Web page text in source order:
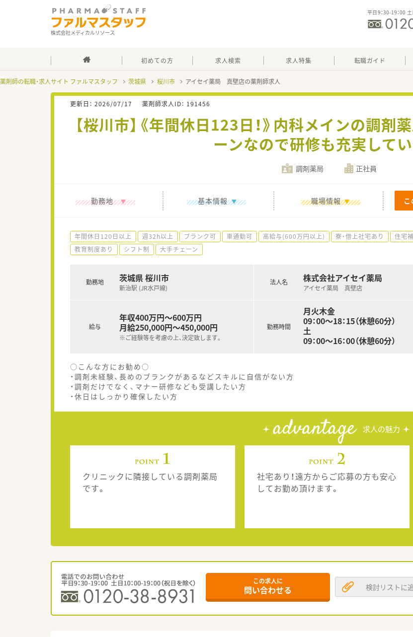
株式会社メディカルリソース
平日9：30-19：00
初めての方 求人検索 求人特集 転職ガイド
薬剤師の転職・求人サイト ファルマスタッフ 茨城県 桜川市 アイセイ薬局 真壁店の薬剤師求人
更新日： 2026/07/17 薬剤師求人ID： 191456
【桜川市】《年間休日123日！》内科メインの調剤
ーンなので研修も充実してい
調剤薬局 正社員
勤務地 基本情報 職場情報
年間休日120日以上 週32h以上 ブランク可 車通勤可 高給与(600万円以上) 寮・借上社宅あり 住宅
教育制度あり
シフト制 大手チェーン
勤務地 茨城県 桜川市
新治駅 (JR水戸線)
給与
年収400万円～600万円
月給250,000円～450,000円
※ご経験等を考慮の上、決定致します。
法人名 株式会社アイセイ薬局
アイセイ薬局 真壁店
勤務時間
月火木金
09：00～18：15（休憩60分）
土
09：00～16：00（休憩60分）
○こんな方にお勧め○
・調剤未経験、長めのブランクがあるなどスキルに自信がない方
・調剤だけでなく、マナー研修なども受講したい方
・休日はしっかり確保したい方
advantage 求人の魅力
クリニックに隣接している調剤薬局
です。
社宅あり！遠方からご応募の方も安心
してお勤め頂けます。
この求人に
問い合わせる 検討リストに